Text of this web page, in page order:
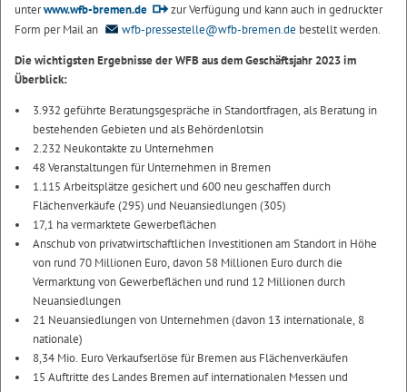
unterwww.wfb-bremen.de
zur Verfügung und kann auch in gedruckter
Form per Mail an
wfb-pressestelle@wfb-bremen.de bestellt werden.
Die wichtigsten Ergebnisse der WFB aus dem Geschäftsjahr 2023 im
Überblick:
3.932 geführte Beratungsgespräche in Standortfragen, als Beratung in
bestehenden Gebieten und als Behördenlotsin
2.232 Neukontakte zu Unternehmen
48 Veranstaltungen für Unternehmen in Bremen
1.115 Arbeitsplätze gesichert und 600 neu geschaffen durch
Flächenverkäufe (295) und Neuansiedlungen (305)
17,1 ha vermarktete Gewerbeflächen
Anschub von privatwirtschaftlichen Investitionen am Standort in Höhe
von rund 70 Millionen Euro, davon 58 Millionen Euro durch die
Vermarktung von Gewerbeflächen und rund 12 Millionen durch
Neuansiedlungen
21 Neuansiedlungen von Unternehmen (davon 13 internationale, 8
nationale)
8,34 Mio. Euro Verkaufserlöse für Bremen aus Flächenverkäufen
15 Auftritte des Landes Bremen auf internationalen Messen und